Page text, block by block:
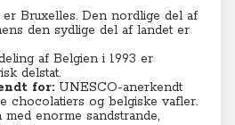
Bruxelles. Den nordlige del af
den sydlige del af landet er
af Belgien i 1993 er
delstat.
for: UNESCO-anerkendt
chocolatiers og belgiske vafler.
enorme sandstrande,